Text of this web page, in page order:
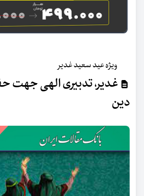
ویژه عید سعید غدیر
غدیر، تدبیری الهی
دین